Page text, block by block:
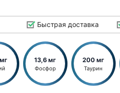
Быстрая доставка
13,6 мг
Фосфор
200 мг
Таурин